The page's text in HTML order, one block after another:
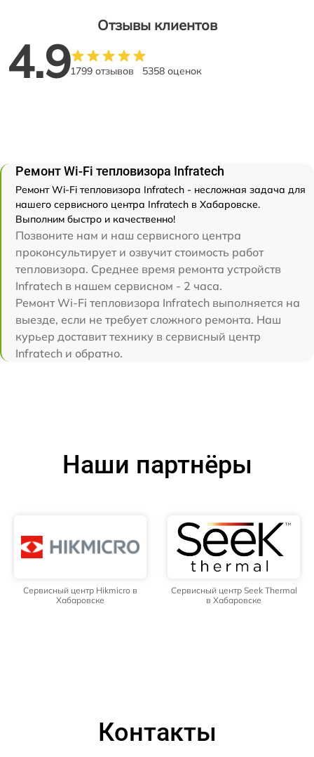
Отзывы клиентов
4.91799 отзывов 5358 оценок
Ремонт Wi-Fi тепловизора Infratech
Ремонт Wi-Fi тепловизора Infratech - несложная задача для
нашего сервисного центра Infratech в Хабаровске.
Выполним быстро и качественно!
Позвоните нам и наш сервисного центра
проконсультирует и озвучит стоимость работ
тепловизора. Среднее время ремонта устройств
Infratech в нашем сервисном - 2 часа.
Ремонт Wi-Fi тепловизора Infratech выполняется на
выезде, если не требует сложного ремонта. Наш
курьер доставит технику в сервисный центр
Infratech и обратно.
Наши партнёры
Сервисный центр Hikmicro в
Хабаровске
Сервисный центр Seek Thermal
в Хабаровске
Контакты